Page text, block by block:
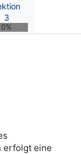
3
0%
erfolgt eine